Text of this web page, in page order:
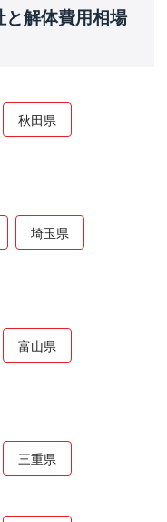
解体費用相場
秋田県
埼玉県
富山県
三重県